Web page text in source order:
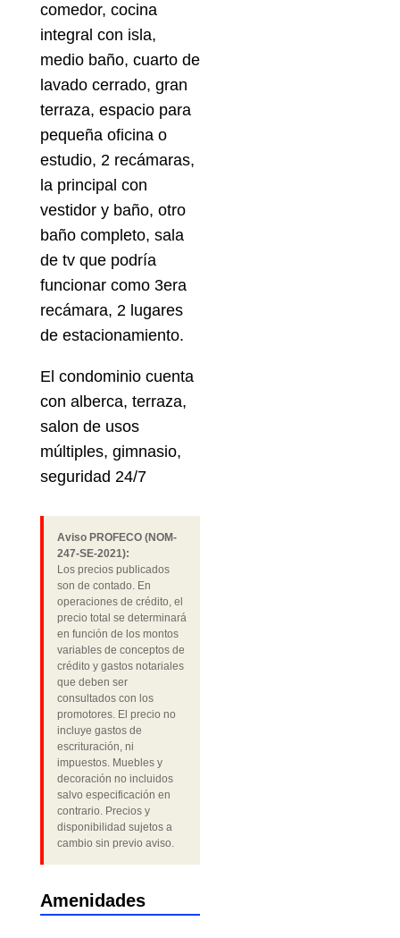
comedor, cocina
integral con isla,
medio baño, cuarto de
lavado cerrado, gran
terraza, espacio para
pequeña oficina o
estudio, 2 recámaras,
la principal con
vestidor y baño, otro
baño completo, sala
de tv que podría
funcionar como 3era
recámara, 2 lugares
de estacionamiento.
El condominio cuenta
con alberca, terraza,
salon de usos
múltiples, gimnasio,
seguridad 24/7
Aviso PROFECO (NOM-
247-SE-2021):
Los precios publicados
son de contado. En
operaciones de crédito, el
precio total se determinará
en función de los montos
variables de conceptos de
crédito y gastos notariales
que deben ser
consultados con los
promotores. El precio no
incluye gastos de
escrituración, ni
impuestos. Muebles y
decoración no incluidos
salvo especificación en
contrario. Precios y
disponibilidad sujetos a
cambio sin previo aviso.
Amenidades